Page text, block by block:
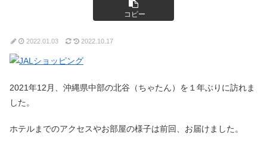
コピー
2022.01.03 2022.10.17
2021年12月、沖縄県中部の北谷（ちゃたん）を１年ぶりに訪れま
した。
ホテルまでのアクセスやお部屋の様子は前回、お届けました。